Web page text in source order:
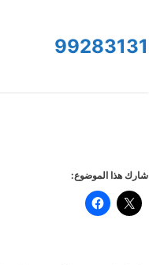
99283131
شارك هذا الموضوع: